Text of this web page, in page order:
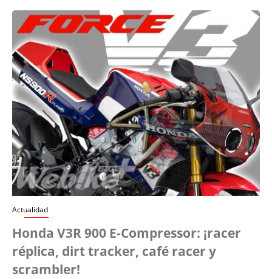
Actualidad
Honda V3R 900 E-Compressor: ¡racer
réplica, dirt tracker, café racer y
scrambler!